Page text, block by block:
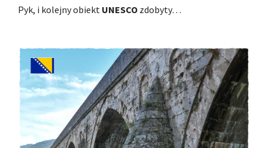
Pyk, i kolejny obiekt UNESCO zdobyty…